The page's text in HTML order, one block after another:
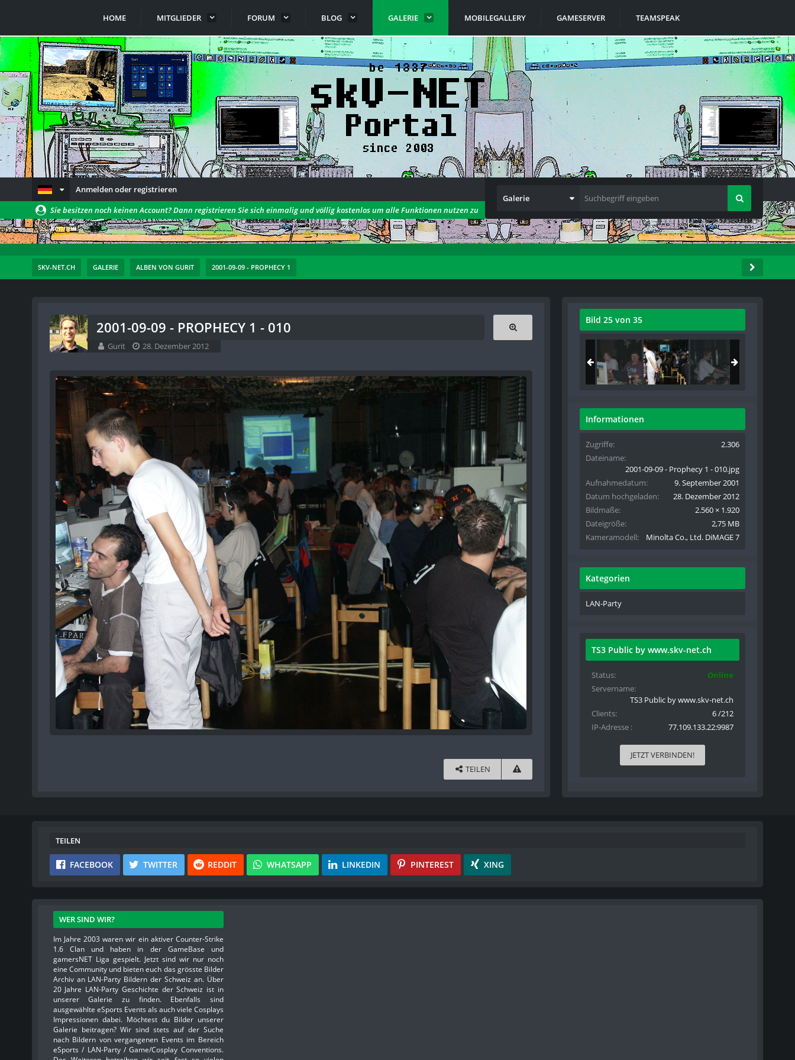
HOME MITGLIEDER FORUM BLOG GALERIE MOBILEGALLERY GAMESERVER TEAMSPEAK
Anmelden oder registrieren
Galerie
Sie besitzen noch keinen Account? Dann registrieren Sie sich einmalig und völlig kostenlos um alle Funktionen nutzen zu
können!
SKV-NET.CH GALERIE ALBEN VON GURIT 2001-09-09 - PROPHECY 1
2001-09-09 - PROPHECY 1 - 010
Gurit 28. Dezember 2012
TEILEN
Bild 25 von 35
Informationen
Zugriffe
2.306
Dateiname
2001-09-09 - Prophecy 1 - 010.jpg
Aufnahmedatum
9. September 2001
Datum hochgeladen
28. Dezember 2012
Bildmaße
2.560 × 1.920
Dateigröße
2,75 MB
Kameramodell
Minolta Co., Ltd. DiMAGE 7
Kategorien
LAN-Party
TS3 Public by www.skv-net.ch
Status
Online
Servername
TS3 Public by www.skv-net.ch
Clients
6 /212
IP-Adresse
77.109.133.22:9987
JETZT VERBINDEN!
TEILEN
FACEBOOK TWITTER REDDIT WHATSAPP LINKEDIN PINTEREST XING
WER SIND WIR?
Im Jahre 2003 waren wir ein aktiver Counter-Strike
1.6 Clan und haben in der GameBase und
gamersNET Liga gespielt. Jetzt sind wir nur noch
eine Community und bieten euch das grösste Bilder
Archiv an LAN-Party Bildern der Schweiz an. Über
20 Jahre LAN-Party Geschichte der Schweiz ist in
unserer Galerie zu finden. Ebenfalls sind
ausgewählte eSports Events als auch viele Cosplays
Impressionen dabei. Möchtest du Bilder unserer
Galerie beitragen? Wir sind stets auf der Suche
nach Bildern von vergangenen Events im Bereich
eSports / LAN-Party / Game/Cosplay Conventions.